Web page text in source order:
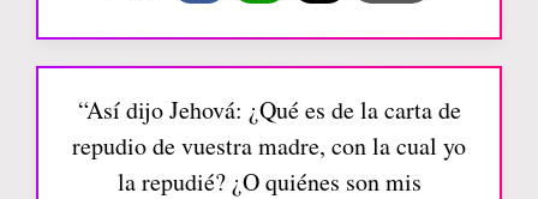
“Así dijo Jehová: ¿Qué es de la carta de
repudio de vuestra madre, con la cual yo
la repudié? ¿O quiénes son mis